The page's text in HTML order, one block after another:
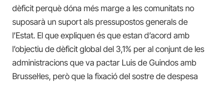
dèficit perquè dóna més marge a les comunitats no
suposarà un suport als pressupostos generals de
l’Estat. El que expliquen és que estan d’acord amb
l’objectiu de dèficit global del 3,1% per al conjunt de les
administracions que va pactar Luis de Guindos amb
Brussel·les, però que la fixació del sostre de despesa